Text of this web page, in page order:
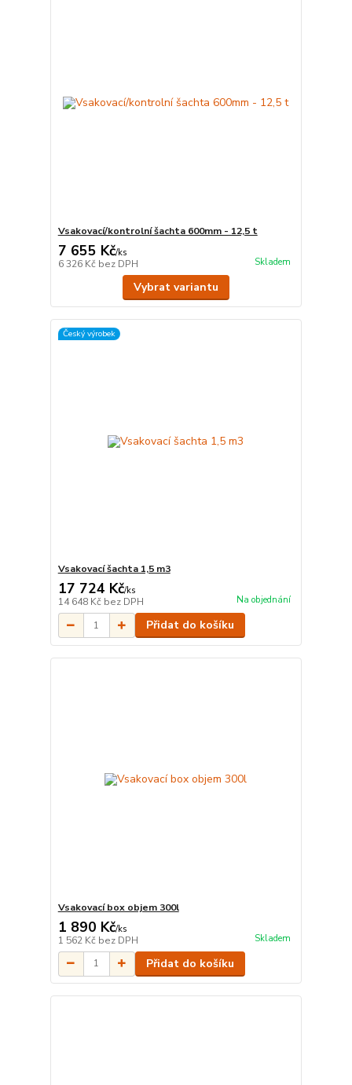
Vsakovací/kontrolní šachta 600mm - 12,5 t
7 655 Kč/ks
6 326 Kč bez DPH Skladem
Vybrat variantu
Český výrobek
Vsakovací šachta 1,5 m3
17 724 Kč/ks
14 648 Kč bez DPH Na objednání
Přidat do košíku
Vsakovací box objem 300l
1 890 Kč/ks
1 562 Kč bez DPH Skladem
Přidat do košíku